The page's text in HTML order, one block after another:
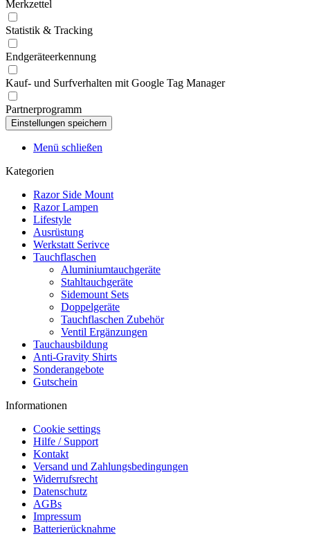
Merkzettel
Statistik & Tracking
Endgeräteerkennung
Kauf- und Surfverhalten mit Google Tag Manager
Partnerprogramm
Menü schließen
Kategorien
Razor Side Mount
Razor Lampen
Lifestyle
Ausrüstung
Werkstatt Serivce
Tauchflaschen
Aluminiumtauchgeräte
Stahltauchgeräte
Sidemount Sets
Doppelgeräte
Tauchflaschen Zubehör
Ventil Ergänzungen
Tauchausbildung
Anti-Gravity Shirts
Sonderangebote
Gutschein
Informationen
Cookie settings
Hilfe / Support
Kontakt
Versand und Zahlungsbedingungen
Widerrufsrecht
Datenschutz
AGBs
Impressum
Batterierücknahme